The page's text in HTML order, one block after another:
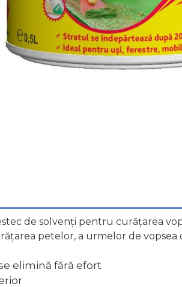
de solvenți pentru curățarea
petelor, a urmelor de
elimină fără efort